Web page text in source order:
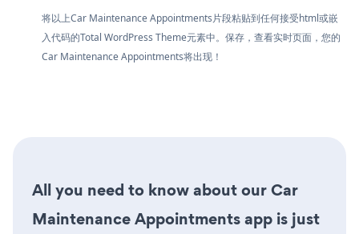
将以上Car Maintenance Appointments片段粘贴到任何接受html或嵌
入代码的Total WordPress Theme元素中。保存，查看实时页面，您的
Car Maintenance Appointments将出现！
All you need to know about our Car
Maintenance Appointments app is just